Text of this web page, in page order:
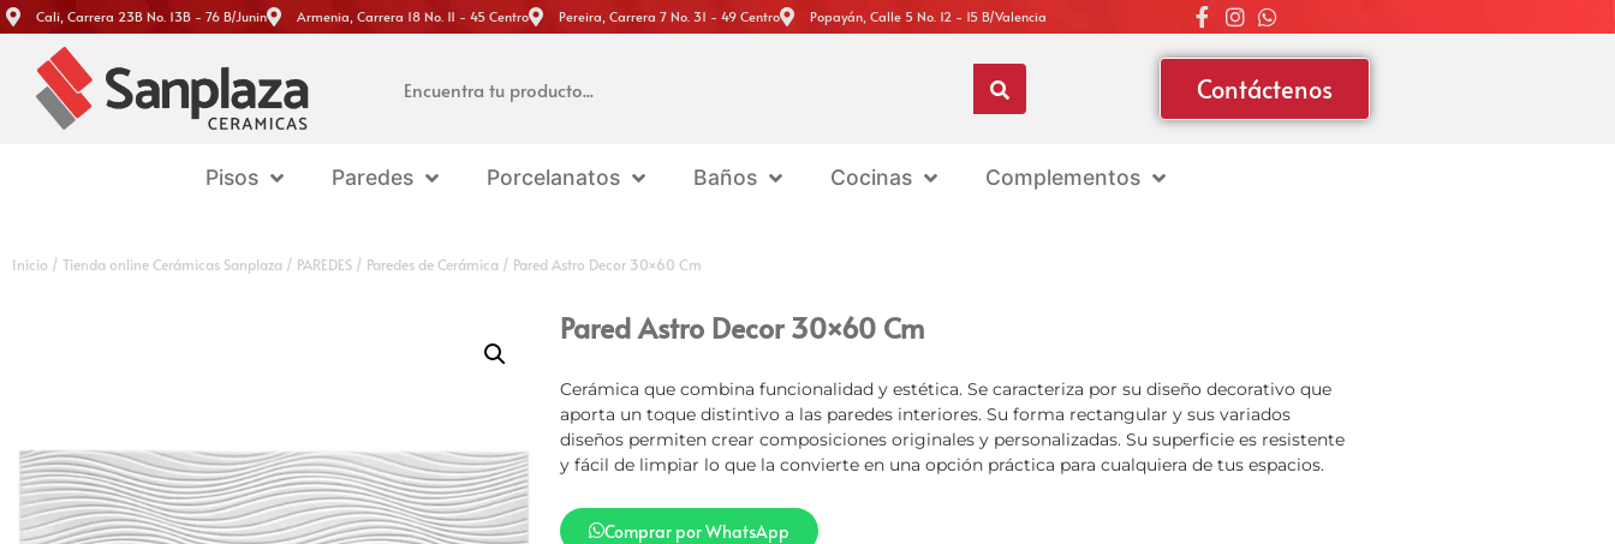
Cali, Carrera 23B No. 13B - 76 B/Junin Armenia, Carrera 18 No. 11 - 45 Centro Pereira, Carrera 7 No. 31 - 49 Centro Popayán, Calle 5 No. 12 - 15 B/Valencia
Contáctenos
Pisos Paredes Porcelanatos Baños Cocinas Complementos
Inicio / Tienda online Cerámicas Sanplaza / PAREDES / Paredes de Cerámica / Pared Astro Decor 30×60 Cm
Pared Astro Decor 30×60 Cm
Cerámica que combina funcionalidad y estética. Se caracteriza por su diseño decorativo que
aporta un toque distintivo a las paredes interiores. Su forma rectangular y sus variados
diseños permiten crear composiciones originales y personalizadas. Su superficie es resistente
y fácil de limpiar lo que la convierte en una opción práctica para cualquiera de tus espacios.
Comprar por WhatsApp